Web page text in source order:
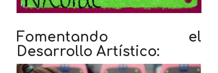
Fomentando el
Desarrollo Artístico: